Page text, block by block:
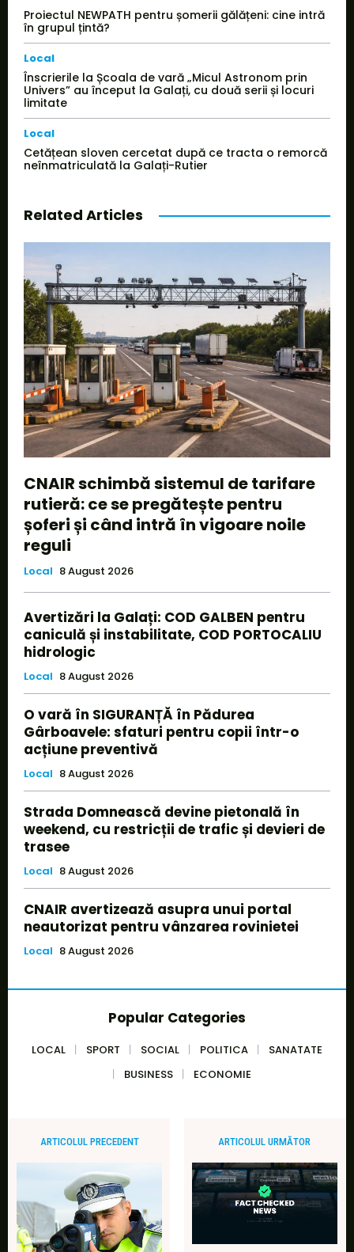
Proiectul NEWPATH pentru șomerii gălățeni: cine intră
în grupul țintă?
Local
Înscrierile la Școala de vară „Micul Astronom prin
Univers” au început la Galați, cu două serii și locuri
limitate
Local
Cetățean sloven cercetat după ce tracta o remorcă
neînmatriculată la Galați-Rutier
Related Articles
CNAIR schimbă sistemul de tarifare
rutieră: ce se pregătește pentru
șoferi și când intră în vigoare noile
reguli
Local 8 August 2026
Avertizări la Galați: COD GALBEN pentru
caniculă și instabilitate, COD PORTOCALIU
hidrologic
Local 8 August 2026
O vară în SIGURANȚĂ în Pădurea
Gârboavele: sfaturi pentru copii într-o
acțiune preventivă
Local 8 August 2026
Strada Domnească devine pietonală în
weekend, cu restricții de trafic și devieri de
trasee
Local 8 August 2026
CNAIR avertizează asupra unui portal
neautorizat pentru vânzarea rovinietei
Local 8 August 2026
Popular Categories
LOCAL SPORT SOCIAL POLITICA
SANATATE
BUSINESS
ECONOMIE
ARTICOLUL PRECEDENT ARTICOLUL URMĂTOR